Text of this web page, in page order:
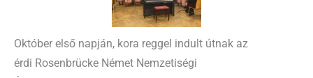
Október első napján, kora reggel indult útnak az
érdi Rosenbrücke Német Nemzetiségi